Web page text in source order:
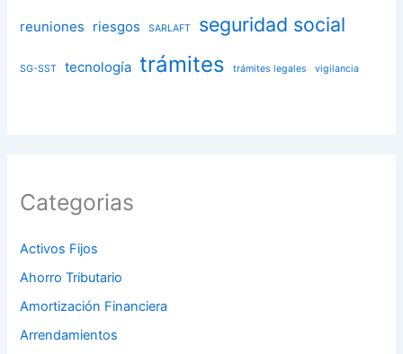
reuniones riesgos SARLAFT seguridad social
SG-SST tecnología trámites trámites legales vigilancia
Categorias
Activos Fijos
Ahorro Tributario
Amortización Financiera
Arrendamientos